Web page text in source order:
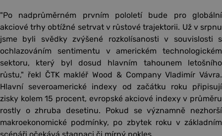
"Po nadprůměrném prvním pololetí bude pro globální
akciové trhy obtížné setrvat v růstové trajektorii. Už v srpnu
jsme byli svědky zvýšené rozkolísanosti v souvislosti s
ochlazováním sentimentu v americkém technologickém
sektoru, který byl dosud hlavním tahounem letošního
růstu," řekl ČTK makléř Wood & Company Vladimír Vávra.
Hlavní severoamerické indexy od začátku roku připisují
zisky kolem 15 procent, evropské akciové indexy v průměru
rostly o zhruba desetinu. Pokud se významně nezhorší
makroekonomické podmínky, po zbytek roku v základním